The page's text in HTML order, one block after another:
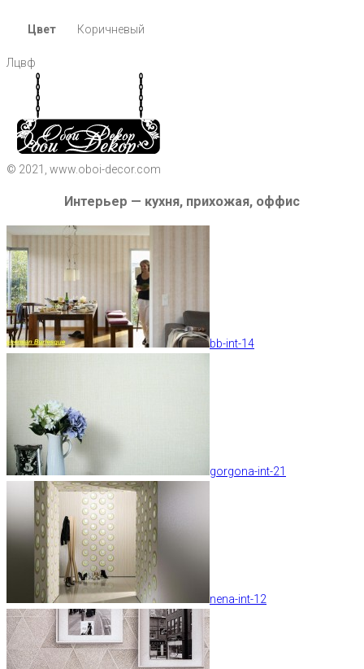
Цвет Коричневый
Лцвф
© 2021, www.oboi-decor.com
Интерьер — кухня, прихожая, оффис
bb-int-14
gorgona-int-21
nena-int-12